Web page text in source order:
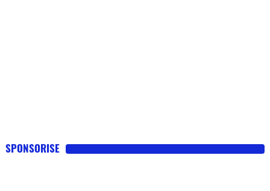
SPONSORISE